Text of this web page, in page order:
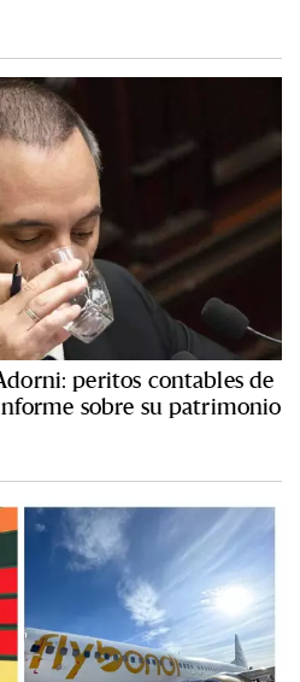
peritos contables de
sobre su patrimonio